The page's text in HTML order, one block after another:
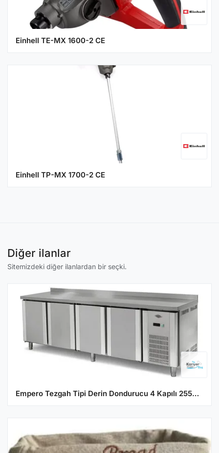
Einhell TE-MX 1600-2 CE
Einhell TP-MX 1700-2 CE
Diğer ilanlar
Sitemizdeki diğer ilanlardan bir seçki.
Empero Tezgah Tipi Derin Dondurucu 4 Kapılı 255x60x85 cm EMP.255.60.02